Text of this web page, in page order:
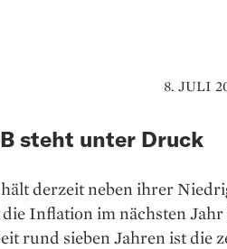
8. JULI
steht unter Druck
derzeit neben ihrer
die Inflation im nächsten
rund sieben Jahren ist die